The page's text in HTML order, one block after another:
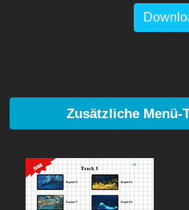
Zusätzliche Menü-